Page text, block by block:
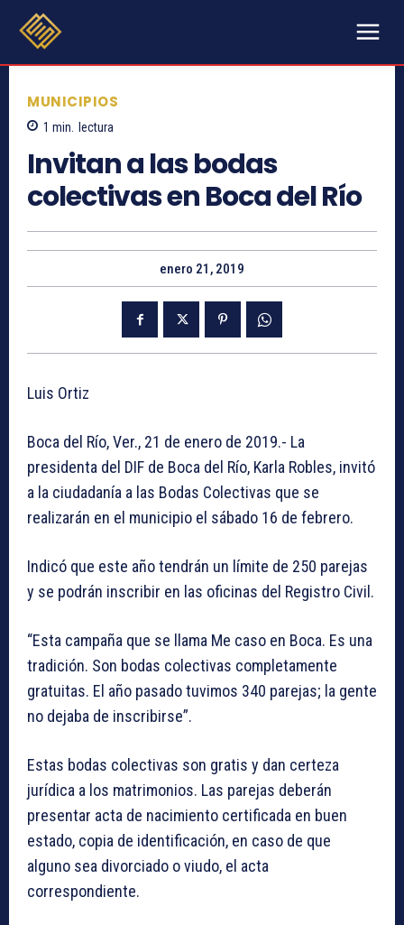
MUNICIPIOS
1 min. lectura
Invitan a las bodas
colectivas en Boca del Río
enero 21, 2019
Luis Ortiz
Boca del Río, Ver., 21 de enero de 2019.- La
presidenta del DIF de Boca del Río, Karla Robles, invitó
a la ciudadanía a las Bodas Colectivas que se
realizarán en el municipio el sábado 16 de febrero.
Indicó que este año tendrán un límite de 250 parejas
y se podrán inscribir en las oficinas del Registro Civil.
“Esta campaña que se llama Me caso en Boca. Es una
tradición. Son bodas colectivas completamente
gratuitas. El año pasado tuvimos 340 parejas; la gente
no dejaba de inscribirse”.
Estas bodas colectivas son gratis y dan certeza
jurídica a los matrimonios. Las parejas deberán
presentar acta de nacimiento certificada en buen
estado, copia de identificación, en caso de que
alguno sea divorciado o viudo, el acta
correspondiente.